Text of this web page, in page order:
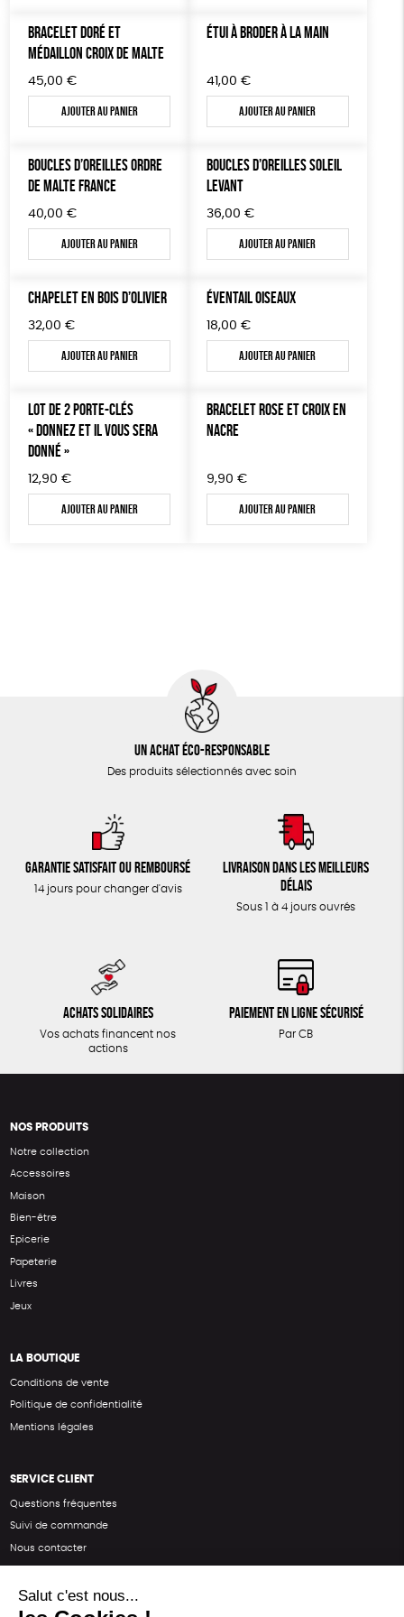
BRACELET DORÉ ET
MÉDAILLON CROIX DE MALTE
45,00 €
Ajouter au panier
ÉTUI À BRODER À LA MAIN
41,00 €
Ajouter au panier
BOUCLES D’OREILLES ORDRE
DE MALTE FRANCE
40,00 €
Ajouter au panier
BOUCLES D’OREILLES SOLEIL
LEVANT
36,00 €
Ajouter au panier
CHAPELET EN BOIS D’OLIVIER
32,00 €
Ajouter au panier
ÉVENTAIL OISEAUX
18,00 €
Ajouter au panier
LOT DE 2 PORTE-CLÉS
« DONNEZ ET IL VOUS SERA
DONNÉ »
12,90 €
Ajouter au panier
BRACELET ROSE ET CROIX EN
NACRE
9,90 €
Ajouter au panier
Un achat éco-responsable
Des produits sélectionnés avec soin
Garantie satisfait ou remboursé
14 jours pour changer d'avis
Livraison dans les meilleurs
délais
Sous 1 à 4 jours ouvrés
Achats solidaires
Vos achats financent nos
actions
Paiement en ligne sécurisé
Par CB
NOS PRODUITS
Notre collection
Accessoires
Maison
Bien-être
Epicerie
Papeterie
Livres
Jeux
LA BOUTIQUE
Conditions de vente
Politique de confidentialité
Mentions légales
SERVICE CLIENT
Questions fréquentes
Suivi de commande
Nous contacter